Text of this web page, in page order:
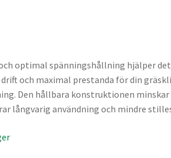
optimal spänningshållning hjälper
och maximal prestanda för din
Den hållbara konstruktionen
långvarig användning och mindre